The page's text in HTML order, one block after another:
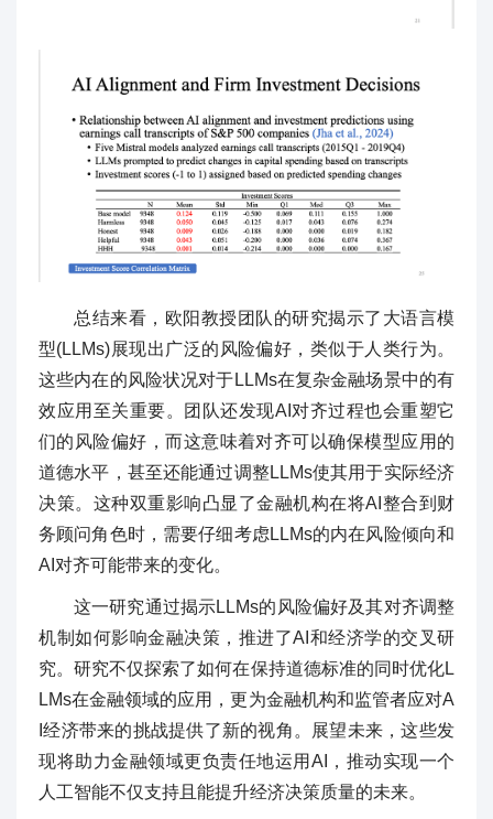
总结来看，欧阳教授团队的研究揭示了大语言模
型(LLMs)展现出广泛的风险偏好，类似于人类行为。
这些内在的风险状况对于LLMs在复杂金融场景中的有
效应用至关重要。团队还发现AI对齐过程也会重塑它
们的风险偏好，而这意味着对齐可以确保模型应用的
道德水平，甚至还能通过调整LLMs使其用于实际经济
决策。这种双重影响凸显了金融机构在将AI整合到财
务顾问角色时，需要仔细考虑LLMs的内在风险倾向和
AI对齐可能带来的变化。
这一研究通过揭示LLMs的风险偏好及其对齐调整
机制如何影响金融决策，推进了AI和经济学的交叉研
究。研究不仅探索了如何在保持道德标准的同时优化L
LMs在金融领域的应用，更为金融机构和监管者应对A
I经济带来的挑战提供了新的视角。展望未来，这些发
现将助力金融领域更负责任地运用AI，推动实现一个
人工智能不仅支持且能提升经济决策质量的未来。